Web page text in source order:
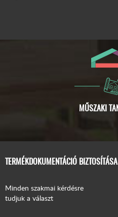
TERMÉKDOKUMENTÁCIÓ BIZTOSÍTÁSA
Minden szakmai kérdésre
tudjuk a választ